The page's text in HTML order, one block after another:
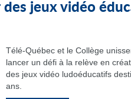
des jeux vidéo
Télé-Québec et le Collège
lancer un défi à la relève en
des jeux vidéo ludoéducatifs
ans.